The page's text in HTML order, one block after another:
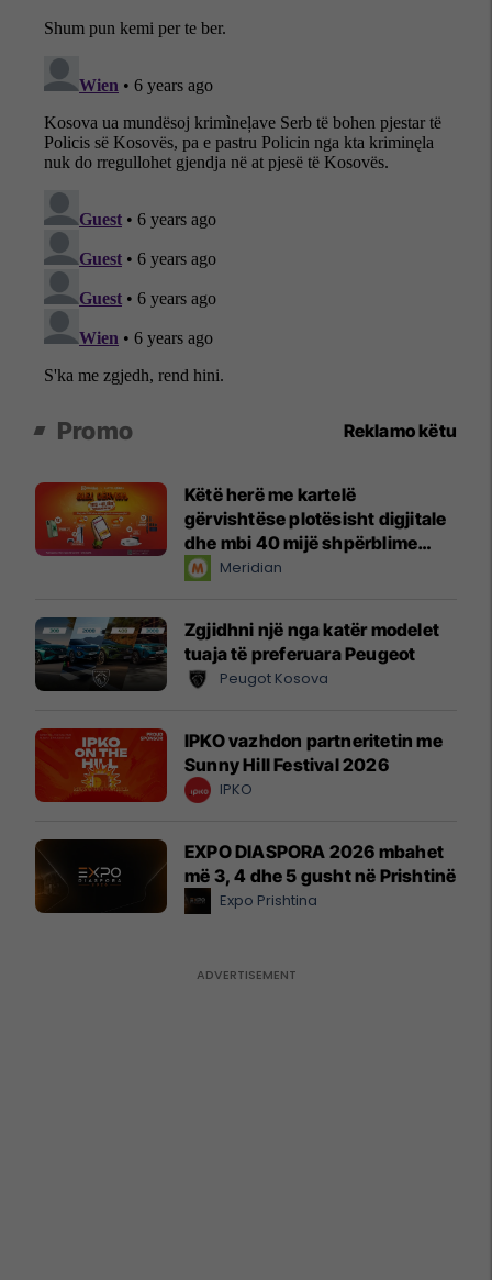
Promo Reklamo këtu
Këtë herë me kartelë
gërvishtëse plotësisht digjitale
dhe mbi 40 mijë shpërblime
instant!Meridian
Zgjidhni një nga katër modelet
tuaja të preferuara Peugeot
Peugot Kosova
IPKO vazhdon partneritetin me
Sunny Hill Festival 2026
IPKO
EXPO DIASPORA 2026 mbahet
më 3, 4 dhe 5 gusht në Prishtinë
Expo Prishtina